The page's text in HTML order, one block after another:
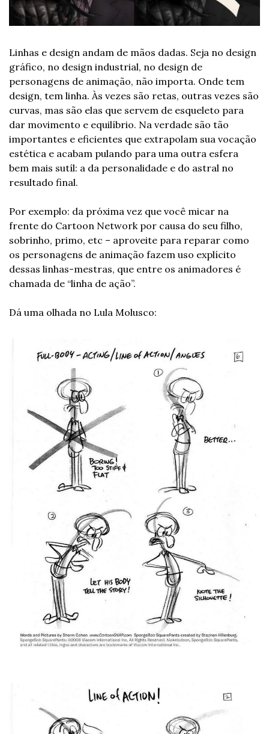
Linhas e design andam de mãos dadas. Seja no design
gráfico, no design industrial, no design de
personagens de animação, não importa. Onde tem
design, tem linha. Às vezes são retas, outras vezes são
curvas, mas são elas que servem de esqueleto para
dar movimento e equilíbrio. Na verdade são tão
importantes e eficientes que extrapolam sua vocação
estética e acabam pulando para uma outra esfera
bem mais sutíl: a da personalidade e do astral no
resultado final.
Por exemplo: da próxima vez que você micar na
frente do Cartoon Network por causa do seu filho,
sobrinho, primo, etc – aproveite para reparar como
os personagens de animação fazem uso explícito
dessas linhas-mestras, que entre os animadores é
chamada de “linha de ação”.
Dá uma olhada no Lula Molusco: